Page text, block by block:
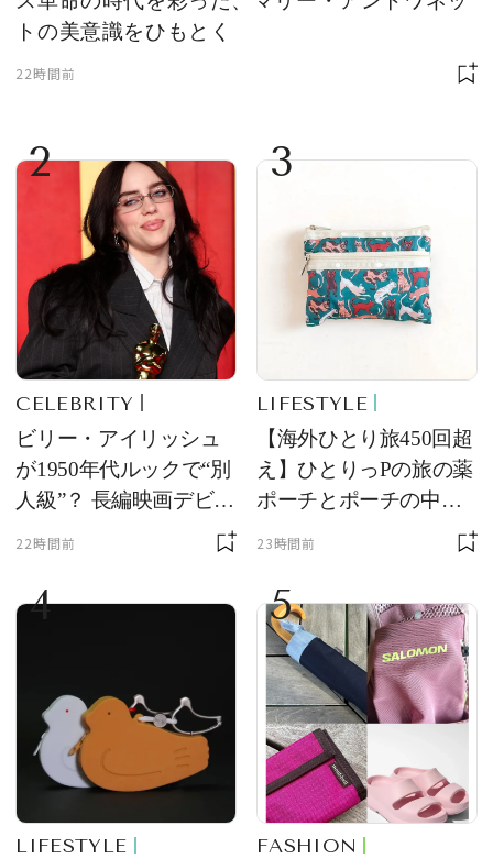
トの美意識をひもとく
22時間前
2
CELEBRITY
ビリー・アイリッシュ
が1950年代ルックで“別
人級”？ 長編映画デビュ
ー作の現場写真に反響
22時間前
3
LIFESTYLE
【海外ひとり旅450回超
え】ひとりっPの旅の薬
ポーチとポーチの中身
を初公開！ 本当に使え
ム
23時間前
4
LIFESTYLE
5
FASHION